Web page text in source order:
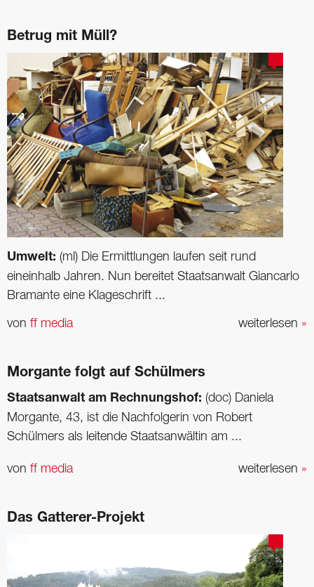
Betrug mit Müll?
Umwelt: (ml) Die Ermittlungen laufen seit rund
eineinhalb Jahren. Nun bereitet Staatsanwalt Giancarlo
Bramante eine Klageschrift ...
weiterlesen »
von ff media
Morgante folgt auf Schülmers
Staatsanwalt am Rechnungshof: (doc) Daniela
Morgante, 43, ist die Nachfolgerin von Robert
Schülmers als leitende Staatsanwältin am ...
weiterlesen »
von ff media
Das Gatterer-Projekt